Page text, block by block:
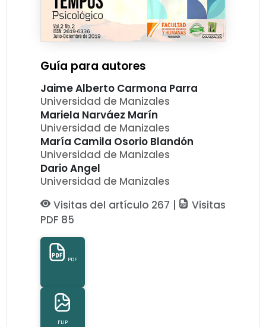
Guía para autores
Jaime Alberto Carmona Parra
Universidad de Manizales
Mariela Narváez Marín
Universidad de Manizales
María Camila Osorio Blandón
Universidad de Manizales
Dario Angel
Universidad de Manizales
Visitas del artículo 267 |
Visitas
PDF 85
PDF
FLIP